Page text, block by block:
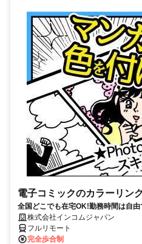
電子コミックのカラーリン
全国どこでも在宅OK!勤務時間は自由
株式会社インコムジャパン
フルリモート
完全歩合制